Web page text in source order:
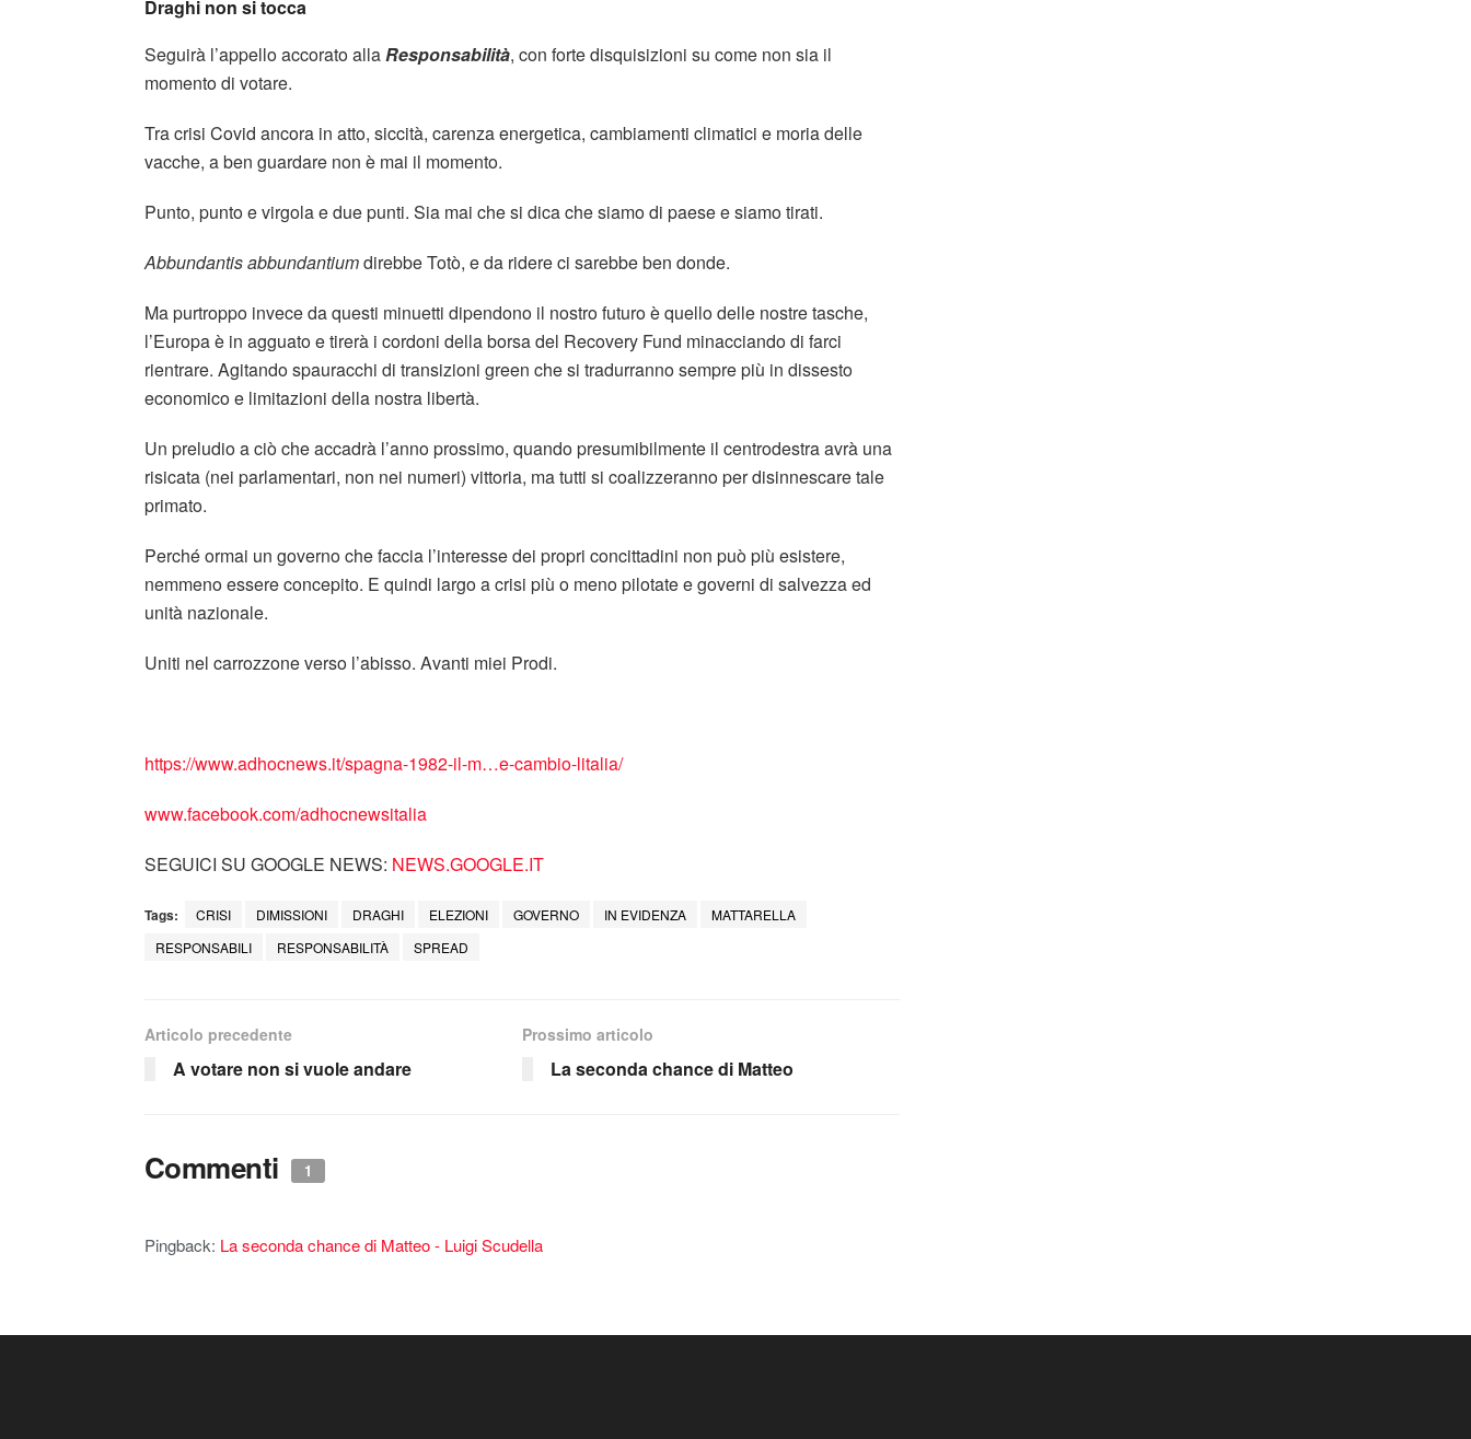
Draghi non si tocca
Seguirà l’appello accorato allaResponsabilità, con forte disquisizioni su come non sia il
momento di votare.
Tra crisi Covid ancora in atto, siccità, carenza energetica, cambiamenti climatici e moria delle
vacche, a ben guardare non è mai il momento.
Punto, punto e virgola e due punti. Sia mai che si dica che siamo di paese e siamo tirati.
Abbundantis abbundantiumdirebbe Totò, e da ridere ci sarebbe ben donde.
Ma purtroppo invece da questi minuetti dipendono il nostro futuro è quello delle nostre tasche,
l’Europa è in agguato e tirerà i cordoni della borsa del Recovery Fund minacciando di farci
rientrare. Agitando spauracchi di transizioni green che si tradurranno sempre più in dissesto
economico e limitazioni della nostra libertà.
Un preludio a ciò che accadrà l’anno prossimo, quando presumibilmente il centrodestra avrà una
risicata (nei parlamentari, non nei numeri) vittoria, ma tutti si coalizzeranno per disinnescare tale
primato.
Perché ormai un governo che faccia l’interesse dei propri concittadini non può più esistere,
nemmeno essere concepito. E quindi largo a crisi più o meno pilotate e governi di salvezza ed
unità nazionale.
Uniti nel carrozzone verso l’abisso. Avanti miei Prodi.
https://www.adhocnews.it/spagna-1982-il-m…e-cambio-litalia/
www.facebook.com/adhocnewsitalia
SEGUICI SU GOOGLE NEWS: NEWS.GOOGLE.IT
Tags: CRISI DIMISSIONI DRAGHI ELEZIONI GOVERNO IN EVIDENZA
MATTARELLA
RESPONSABILI
RESPONSABILITÀ SPREAD
Articolo precedente
A votare non si vuole andare
Prossimo articolo
La seconda chance di Matteo
Commenti 1
Pingback: La seconda chance di Matteo - Luigi Scudella